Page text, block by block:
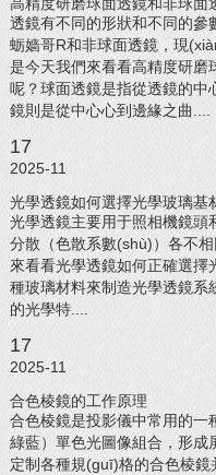
透鏡有不同的形狀和不同的參數
蛎嫱哥R和非球面透鏡，現
是今天我們來看看高精度研磨
呢？球面透鏡是指從透鏡的
鏡則是從中心心到邊緣之曲....
17
2025-11
光學透鏡如何選擇光學玻璃基
光學透鏡主要用于照相機鏡頭
分散（色散系數(shù)）各不相
來看看光學透鏡如何正確選擇
種玻璃材料來制造光學透鏡系
的光學特....
17
2025-11
合色棱鏡的工作原理
合色棱鏡是投影儀中常用的一
綠藍）單色光圖像組合，形
定制各種規(guī)格的合色棱鏡